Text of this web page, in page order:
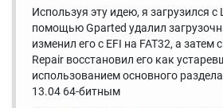
Используя эту идею, я загрузился с
помощью Gparted удалил
изменил его с EFI на FAT32, а
Repair восстановил его как
использованием основного
13.04 64-битным